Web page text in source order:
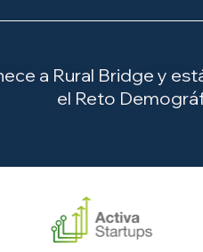
a Rural Bridge y
el Reto